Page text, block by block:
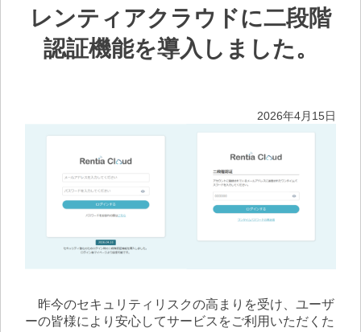
レンティアクラウドに二段階
認証機能を導入しました。
2026年4月15日
昨今のセキュリティリスクの高まりを受け、ユーザ
ーの皆様により安心してサービスをご利用いただくた